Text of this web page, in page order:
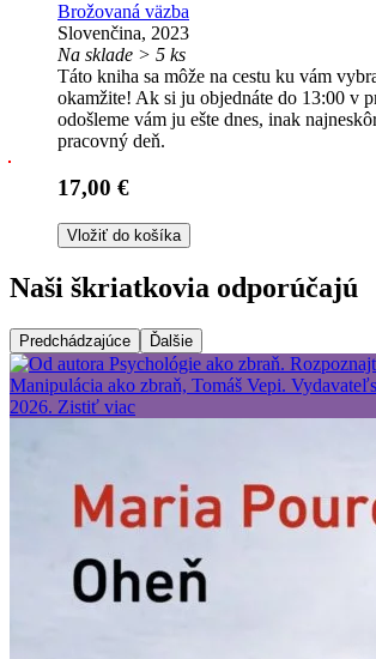
Brožovaná väzba
Slovenčina, 2023
Na sklade > 5 ks
Táto kniha sa môže na cestu ku vám
okamžite! Ak si ju objednáte do 13:00 v
odošleme vám ju ešte dnes, inak
pracovný deň.
17,00 €
Vložiť do košíka
Naši škriatkovia odporúčajú
Predchádzajúce Ďalšie